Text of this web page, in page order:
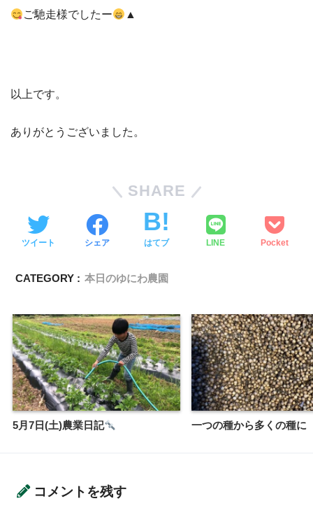
ご馳走様でしたー
▲
以上です。
ありがとうございました。
SHARE
ツイート シェア はてブ LINE Pocket
CATEGORY : 本日のゆにわ農園
5月7日(土)農業日記 一つの種から多くの種に
コメントを残す